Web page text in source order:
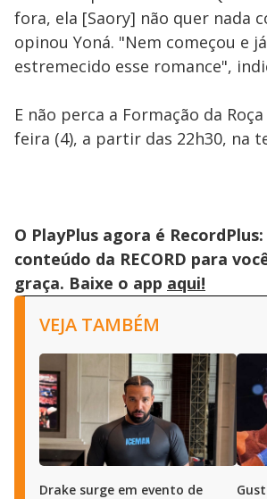
fora, ela [Saory] não quer nada
opinou Yoná. "Nem começou e
estremecido esse romance",
E não perca a Formação da
feira (4), a partir das 22h30, na
O PlayPlus agora é
conteúdo da RECORD para
graça. Baixe o app aqui!
VEJA TAMBÉM
Drake surge em evento de